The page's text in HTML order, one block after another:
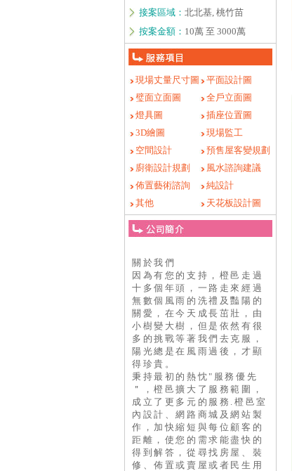
接案區域： 北北基, 桃竹苗
按案金額： 10萬 至 3000萬
現場丈量尺寸圖
平面設計圖
璧面立面圖
全戶立面圖
燈具圖
插座位置圖
3D繪圖
現場監工
空間設計
預售屋客變規劃
廚衛設計規劃
風水諮詢建議
佈置藝術諮詢
純設計
其他
天花板設計圖
關於我們
因為有您的支持，橙邑走過
十多個年頭，一路走來經過
無數個風雨的洗禮及豔陽的
關愛，在今天成長茁壯，由
小樹變大樹，但是依然有很
多的挑戰等著我們去克服，
陽光總是在風雨過後，才顯
得珍貴。
秉持最初的熱忱"服務優先
＂，橙邑擴大了服務範圍，
成立了更多元的服務.橙邑室
內設計、網路商城及網站製
作，加快縮短與每位顧客的
距離，使您的需求能盡快的
得到解答，從尋找房屋、裝
修、佈置或賣屋或者民生用